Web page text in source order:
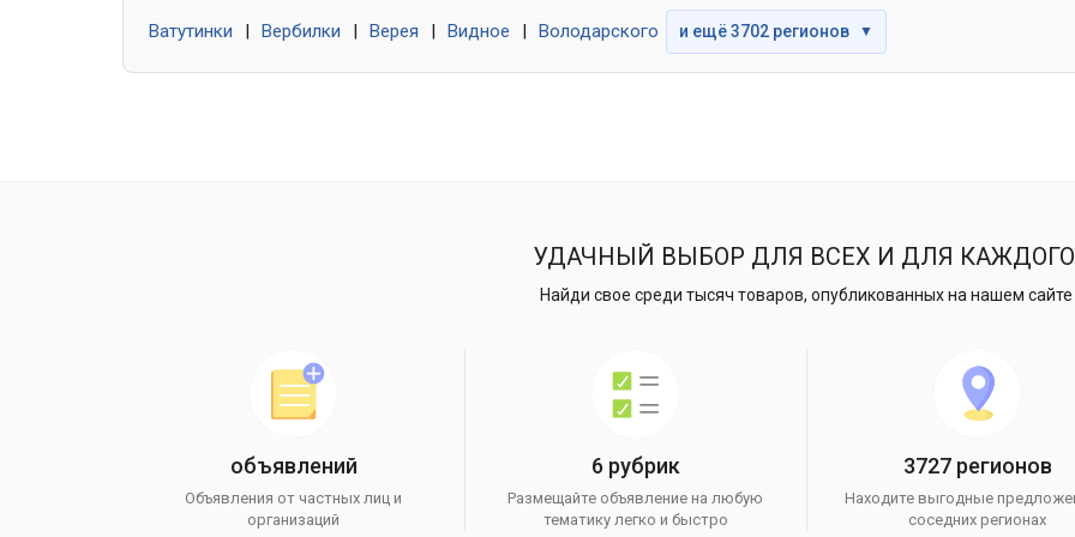
Ватутинки Вербилки Верея Видное Володарского и ещё 3702 регионов ▼
УДАЧНЫЙ ВЫБОР ДЛЯ ВСЕХ И ДЛЯ
Найди свое среди тысяч товаров, опубликованных на нашем сайте
объявлений
Объявления от частных лиц и
организаций
6 рубрик
Размещайте объявление на любую
тематику легко и быстро
3727 регионов
Находите выгодные
соседних регионах